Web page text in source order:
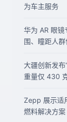
为车主服务
华为 AR 眼
围、瞳距人群
大疆创新发布
重量仅 430
Zepp 展示适
燃料解决方案